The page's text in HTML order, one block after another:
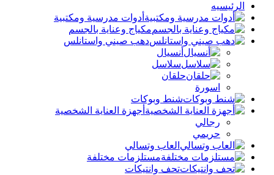
الرئيسيه
أدوات مدرسية ومكتبية
مكياج وعناية بالجسم
دهب صيني واستانلس
أنسيال
سلاسل
حلقان
اسورة
شنط وبوكات
أجهزة العناية الشخصية
رجالي
حريمي
العاب وتسالي
مستلزمات مختلفة
تحف وانتيكات